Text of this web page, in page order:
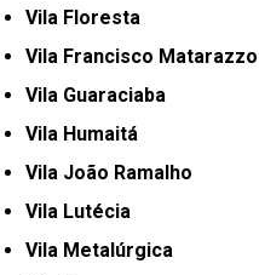
Vila Floresta
Vila Francisco Matarazzo
Vila Guaraciaba
Vila Humaitá
Vila João Ramalho
Vila Lutécia
Vila Metalúrgica